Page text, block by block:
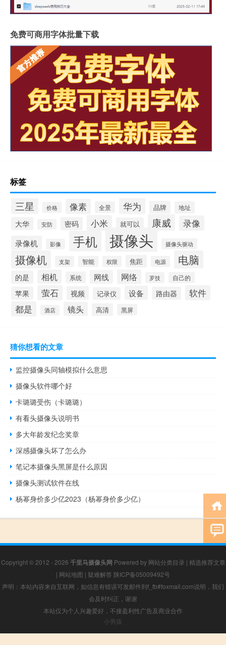
免费可商用字体批量下载
标签
三星 价格 像素 全景 华为 品牌 地址
大华 安防 密码 小米 就可以 康威 录像
录像机 影像 手机 摄像头 摄像头驱动
摄像机 支架 智能 权限 焦距 电源 电脑
的是 相机 系统 网线 网络 罗技 自己的
苹果 萤石 视频 记录仪 设备 路由器
软件
都是
酒店 镜头 高清 黑屏
猜你想看的文章
监控摄像头同轴模拟什么意思
摄像头软件哪个好
卡璐璐受伤（卡璐璐）
有看头摄像头说明书
多大年龄发纪念奖章
深感摄像头坏了怎么办
笔记本摄像头黑屏是什么原因
摄像头测试软件在线
杨幂身价多少亿2023（杨幂身价多少亿）
Copyright © 2012 - 2026 千里马摄像头网 Powered by 网站分类目录 | 精选推荐文章
| 网站地图 | 疑难解答 陕ICP备05009492号
声明：本站内容来自互联网，如信息有错误可发邮件到f_fb#foxmail.com说明，我们
会及时纠正，谢谢
本站仅为个人兴趣爱好，不接盈利性广告及商业合作
小男孩